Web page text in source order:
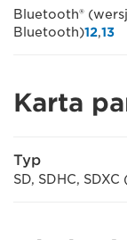
Bluetooth®
Bluetooth)12,13
Karta
Typ
SD, SDHC,